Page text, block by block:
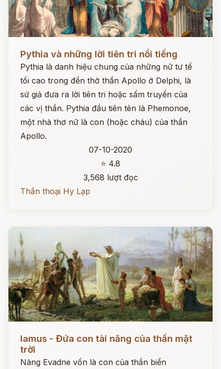
Pythia và những lời tiên tri nổi tiếng
Pythia là danh hiệu chung của những nữ tư tế
tối cao trong đền thờ thần Apollo ở Delphi, là
sứ giả đưa ra lời tiên tri hoặc sấm truyền của
các vị thần. Pythia đầu tiên tên là Phemonoe,
một nhà thơ nữ là con (hoặc cháu) của thần
Apollo.
07-10-2020
⭐ 4.8
3,568 lượt đọc
Thần thoại Hy Lạp
Iamus - Đứa con tài năng của thần mặt
trời
Nàng Evadne vốn là con của thần biển